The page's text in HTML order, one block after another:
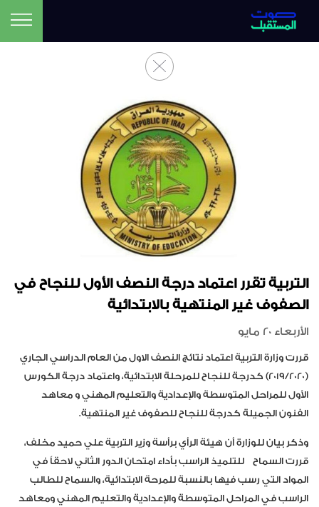
التربية تقرر اعتماد درجة النصف الأول للنجاح في
الصفوف غير المنتهية بالابتدائية
الأربعاء 20 مايو
قررت وزارة التربية اعتماد نتائج النصف الاول من العام الدراسي الجاري
(2019/2020) كدرجة للنجاح للمرحلة الابتدائية، واعتماد درجة الكورس
الأول للمراحل المتوسطة والإعدادية والتعليم المهني و معاهد
الفنون الجميلة كدرجة للنجاح للصفوف غير المنتهية.
وذكر بيان للوزارة أن هيئة الرأي برأسة وزير التربية علي حميد مخلف،
قررت السماح للتلميذ الراسب بأداء امتحان الدور الثاني لاحقاً في
المواد التي رسب فيها بالنسبة للمرحة الابتدائية، والسماح للطالب
الراسب في المراحل المتوسطة والإعدادية والتعليم المهني ومعاهد